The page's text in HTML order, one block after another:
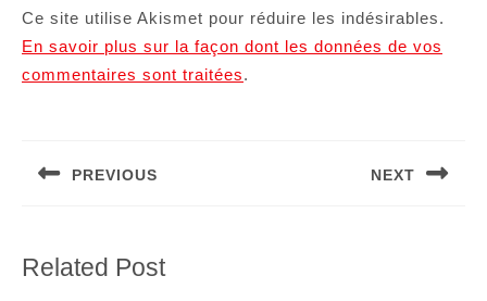
Ce site utilise Akismet pour réduire les indésirables.
En savoir plus sur la façon dont les données de vos
commentaires sont traitées.
l’articlePREVIOUS NEXT
Related Post